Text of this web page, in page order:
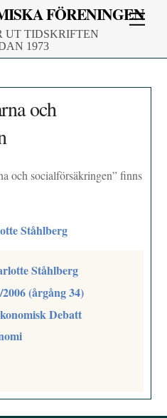
FÖRENINGEN
UT TIDSKRIFTEN
1973
och
och socialförsäkringen” finns
Ståhlberg
Ståhlberg
2006 (årgång 34)
Debatt